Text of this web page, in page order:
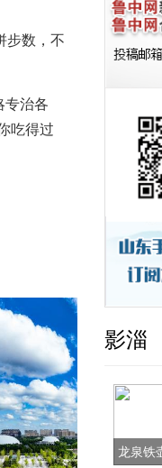
步数，不
治各
吃得过
影淄